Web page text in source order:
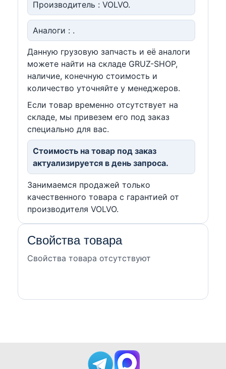
Производитель : VOLVO.
Аналоги : .
Данную грузовую запчасть и её аналоги
можете найти на складе GRUZ-SHOP,
наличие, конечную стоимость и
количество уточняйте у менеджеров.
Если товар временно отсутствует на
складе, мы привезем его под заказ
специально для вас.
Стоимость на товар под заказ
актуализируется в день запроса.
Занимаемся продажей только
качественного товара с гарантией от
производителя VOLVO.
Свойства товара
Свойства товара отсутствуют